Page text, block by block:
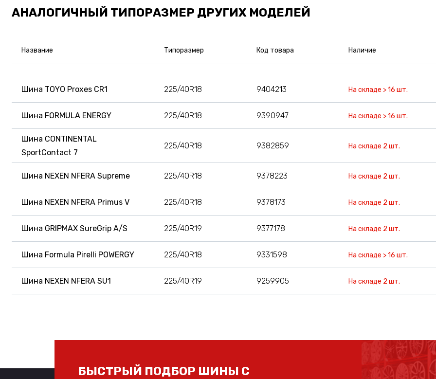
АНАЛОГИЧНЫЙ ТИПОРАЗМЕР ДРУГИХ МОДЕЛЕЙ
Название Типоразмер Код товара Наличие
Шина TOYO Proxes CR1 225/40R18 9404213 На складе > 16 шт.
Шина FORMULA ENERGY 225/40R18 9390947 На складе > 16 шт.
Шина CONTINENTAL
SportContact 7
225/40R18 9382859 На складе 2 шт.
Шина NEXEN NFERA Supreme 225/40R18 9378223 На складе 2 шт.
Шина NEXEN NFERA Primus V 225/40R18 9378173 На складе 2 шт.
Шина GRIPMAX SureGrip A/S 225/40R19 9377178 На складе 2 шт.
Шина Formula Pirelli POWERGY 225/40R18 9331598 На складе > 16 шт.
Шина NEXEN NFERA SU1 225/40R19 9259905 На складе 2 шт.
БЫСТРЫЙ ПОДБОР ШИНЫ С